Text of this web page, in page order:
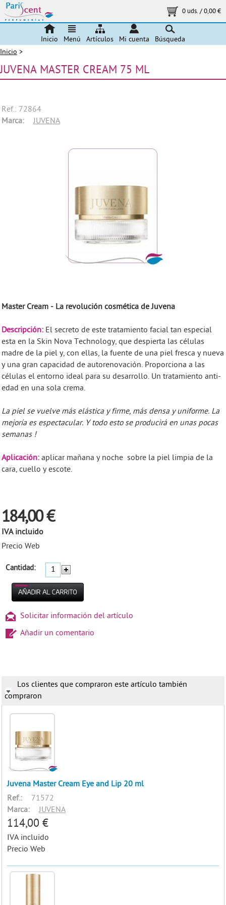
0 uds./0,00 €
Inicio Menú Artículos Mi cuenta Búsqueda
Inicio >
JUVENA MASTER CREAM 75 ML
Ref.: 72864
Marca:
JUVENA
Master Cream - La revolución cosmética de Juvena
Descripción: El secreto de este tratamiento facial tan especial
esta en la Skin Nova Technology, que despierta las células
madre de la piel y, con ellas, la fuente de una piel fresca y nueva
y una gran capacidad de autorenovación. Proporciona a las
células el entorno ideal para su desarrollo. Un tratamiento anti-
edad en una sola crema.
La piel se vuelve más elástica y firme, más densa y uniforme. La
mejoría es espectacular. Y todo esto se producirá en unas pocas
semanas !
Aplicación:aplicar mañana y noche sobre la piel limpia de la
cara, cuello y escote.
184,00 €
IVA incluido
Precio Web
Cantidad:
Solicitar información del artículo
Añadir un comentario
Los clientes que compraron este artículo también
compraron
Juvena Master Cream Eye and Lip 20 ml
Ref.:
71572
Marca:
JUVENA
114,00 €
IVA incluido
Precio Web